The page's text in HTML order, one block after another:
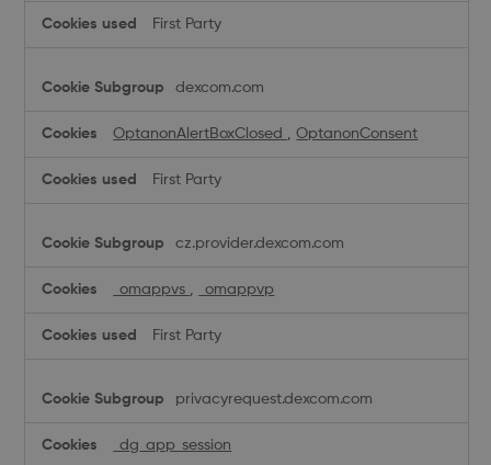
First Party
dexcom.com
OptanonAlertBoxClosed ,OptanonConsent
First Party
cz.provider.dexcom.com
_omappvs _omappvp
First Party
privacyrequest.dexcom.com
_dg_app_session